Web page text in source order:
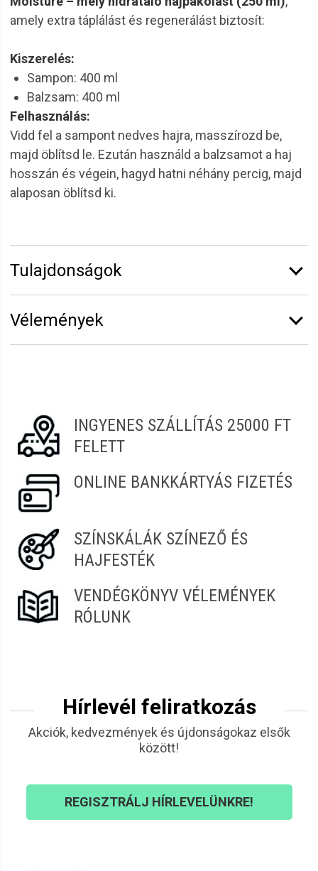
amely extra táplálást és regenerálást biztosít:
Kiszerelés:
Sampon: 400 ml
Balzsam: 400 ml
Felhasználás:
Vidd fel a sampont nedves hajra, masszírozd be,
majd öblítsd le. Ezután használd a balzsamot a haj
hosszán és végein, hagyd hatni néhány percig, majd
alaposan öblítsd ki.
Tulajdonságok
Vélemények
INGYENES SZÁLLÍTÁS 25000 FT
FELETT
ONLINE BANKKÁRTYÁS FIZETÉS
SZÍNSKÁLÁK SZÍNEZŐ ÉS
HAJFESTÉK
VENDÉGKÖNYV VÉLEMÉNYEK
RÓLUNK
Hírlevél feliratkozás
Akciók, kedvezmények és újdonságokaz elsők
között!
REGISZTRÁLJ HÍRLEVELÜNKRE!